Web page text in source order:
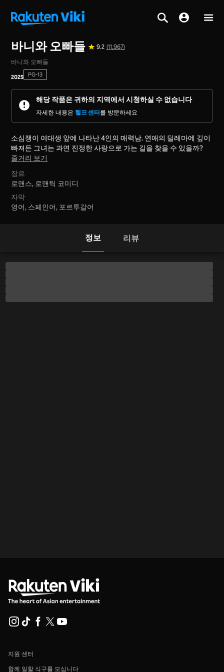
바니와 오빠들 9.2 (11,967)
바니와 오빠들
2025 PG-13
해당 작품은 귀하의 지역에서 시청하실 수 없습니다
자세한 내용은 헬프 센터를 방문하세요
소심쟁이 여대생 앞에 나타난 4인의 매력남. 연애의 딜레마에 깊이
빠져든 그녀는 과연 진정한 사랑으로 가는 길을 찾을 수 있을까?
줄거리 보기
장르
로맨스, 로맨틱 코미디
자막
영어, 스페인어, 포르투갈어
정보 리뷰
지원 센터
함께 일할 식구를 모십니다